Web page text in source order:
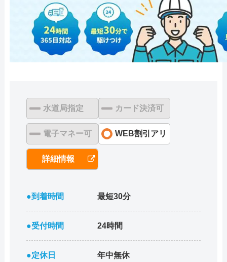
水道局指定 カード決済可
電子マネー可 WEB割引アリ
詳細情報
●到着時間 最短30分
●受付時間 24時間
●定休日 年中無休